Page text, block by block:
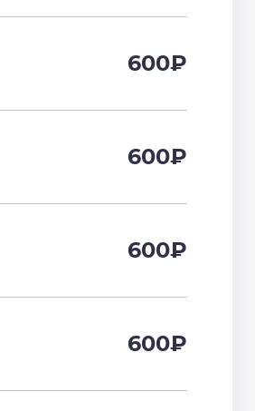
600₽
600₽
600₽
600₽